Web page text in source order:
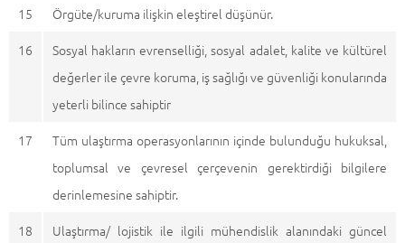
15
Örgüte/kuruma ilişkin eleştirel düşünür.
16
Sosyal hakların evrenselliği, sosyal adalet, kalite ve kültürel
değerler ile çevre koruma, iş sağlığı ve güvenliği konularında
yeterli bilince sahiptir
17
Tüm ulaştırma operasyonlarının içinde bulunduğu hukuksal,
toplumsal ve çevresel çerçevenin gerektirdiği bilgilere
derinlemesine sahiptir.
18
Ulaştırma/ lojistik ile ilgili mühendislik alanındaki güncel